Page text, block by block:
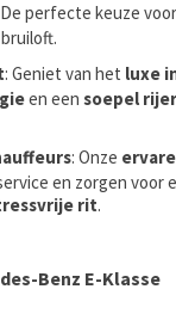
perfecte keuze
: Geniet van het luxe
en een soepel
: Onze
en zorgen voor
rit.
Benz E-Klasse